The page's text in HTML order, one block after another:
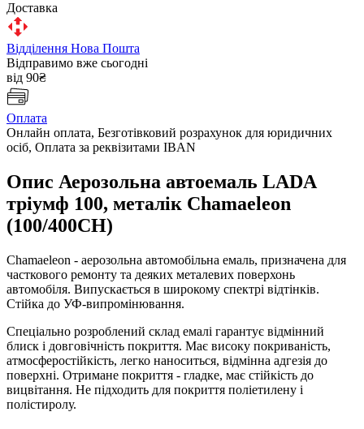
Доставка
Відділення Нова Пошта
Відправимо вже сьогодні
від 90₴
Оплата
Онлайн оплата, Безготівковий розрахунок для юридичних
осіб, Оплата за реквізитами IBAN
Опис Аерозольна автоемаль LADA
тріумф 100, металік Chamaeleon
(100/400CH)
Chamaeleon - аерозольна автомобільна емаль, призначена для
часткового ремонту та деяких металевих поверхонь
автомобіля. Випускається в широкому спектрі відтінків.
Стійка до УФ-випромінювання.
Спеціально розроблений склад емалі гарантує відмінний
блиск і довговічність покриття. Має високу покриваність,
атмосферостійкість, легко наноситься, відмінна адгезія до
поверхні. Отримане покриття - гладке, має стійкість до
вицвітання. Не підходить для покриття поліетилену і
полістиролу.